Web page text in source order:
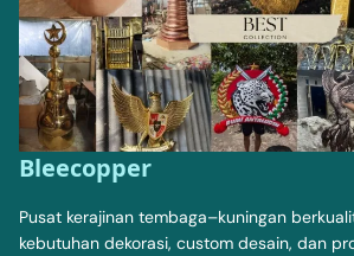
Bleecopper
Pusat kerajinan tembaga–kuningan
kebutuhan dekorasi, custom desain, dan